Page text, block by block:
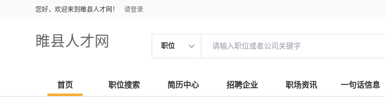
您好，欢迎来到睢县人才网！ 请登录
睢县人才网 职位
首页 职位搜索 简历中心 招聘企业 职场资讯 一句话信息